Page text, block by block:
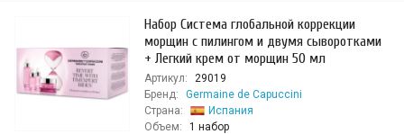
Набор Система глобальной коррекции
морщин с пилингом и двумя сыворотками
+ Легкий крем от морщин 50 мл
Артикул:
29019
Бренд:
Germaine de Capuccini
Страна:
Испания
Объем:
1 набор